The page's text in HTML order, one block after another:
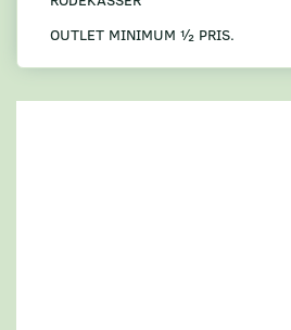
OUTLET MINIMUM ½ PRIS.